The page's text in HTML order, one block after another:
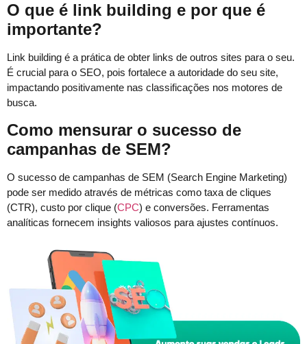
O que é link building e por que é
importante?
Link building é a prática de obter links de outros sites para o seu.
É crucial para o SEO, pois fortalece a autoridade do seu site,
impactando positivamente nas classificações nos motores de
busca.
Como mensurar o sucesso de
campanhas de SEM?
O sucesso de campanhas de SEM (Search Engine Marketing)
pode ser medido através de métricas como taxa de cliques
(CTR), custo por clique (CPC) e conversões. Ferramentas
analíticas fornecem insights valiosos para ajustes contínuos.